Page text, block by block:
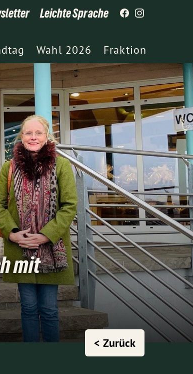
Leichte Sprache
Wahl 2026 Fraktion
mit
< Zurück